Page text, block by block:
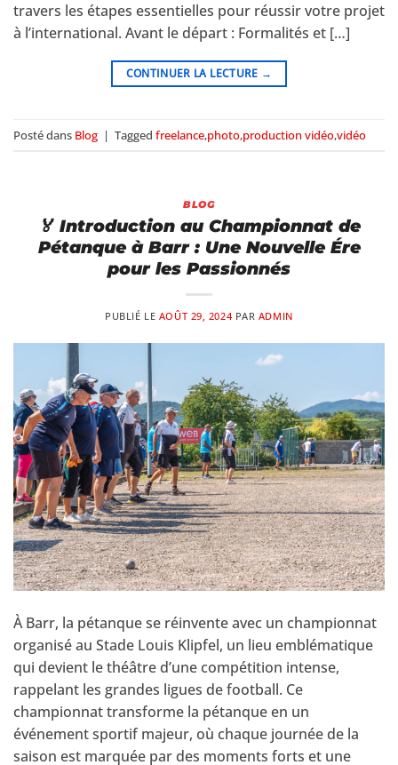
travers les étapes essentielles pour réussir votre projet
à l’international. Avant le départ : Formalités et […]
CONTINUER LA LECTURE →
Posté dans Blog | Tagged freelance,photo,production vidéo,vidéo
BLOG
🏅 Introduction au Championnat de
Pétanque à Barr : Une Nouvelle Ére
pour les Passionnés
PUBLIÉ LE AOÛT 29, 2024 PAR ADMIN
À Barr, la pétanque se réinvente avec un championnat
organisé au Stade Louis Klipfel, un lieu emblématique
qui devient le théâtre d’une compétition intense,
rappelant les grandes ligues de football. Ce
championnat transforme la pétanque en un
événement sportif majeur, où chaque journée de la
saison est marquée par des moments forts et une